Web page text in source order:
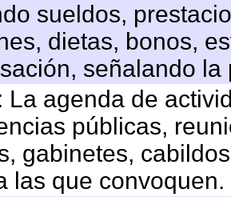
sueldos,
dietas, bonos,
señalando
La agenda de
públicas,
gabinetes,
las que convoquen.